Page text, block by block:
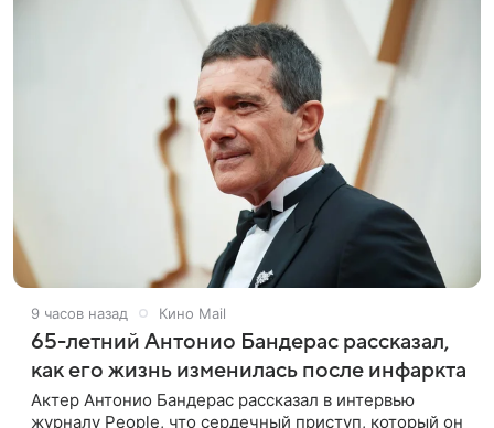
9 часов назад Кино Mail
65-летний Антонио Бандерас рассказал,
как его жизнь изменилась после инфаркта
Актер Антонио Бандерас рассказал в интервью
журналу People, что сердечный приступ, который он